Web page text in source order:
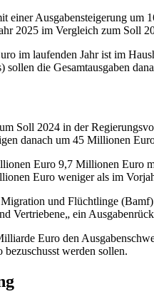
Ausgabensteigerung
2025 im Vergleich zum
im laufenden Jahr ist im
die Gesamtausgaben
Soll 2024 in der
danach um 45 Millionen
Euro 9,7 Millionen Euro
Euro weniger als im
und Flüchtlinge
Vertriebene„ ein
Euro den
werden sollen.